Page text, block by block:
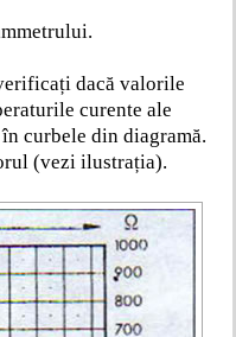
dacă valorile
curente ale
curbele din diagramă.
(vezi ilustrația).